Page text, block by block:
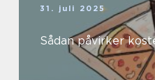
31. juli 2025
Sådan påvirker